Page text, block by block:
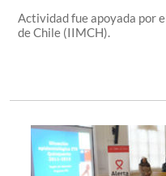
Actividad fue apoyada por
de Chile (IIMCH).